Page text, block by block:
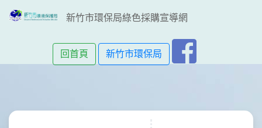
新竹市環保局綠色採購宣導網
回首頁 新竹市環保局